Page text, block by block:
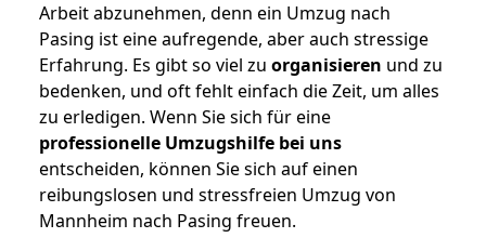
Arbeit abzunehmen, denn ein Umzug nach
Pasing ist eine aufregende, aber auch stressige
Erfahrung. Es gibt so viel zu organisieren und zu
bedenken, und oft fehlt einfach die Zeit, um alles
zu erledigen. Wenn Sie sich für eine
professionelle Umzugshilfe bei uns
entscheiden, können Sie sich auf einen
reibungslosen und stressfreien Umzug von
Mannheim nach Pasing freuen.